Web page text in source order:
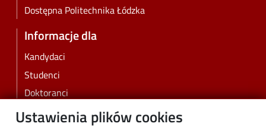
Ustawienia plików cookies
Dostępna Politechnika Łódzka
Informacje dla
Kandydaci
Studenci
Doktoranci
Pracownicy